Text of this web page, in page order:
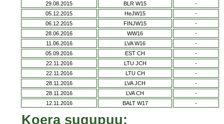
29.08.2015
BLR W15
-
05.12.2015
HeJW15
-
06.12.2015
FINJW15
-
28.06.2016
WW16
-
11.06.2016
LVA W16
-
05.09.2016
EST CH
-
22.11.2016
LTU JCH
-
22.11.2016
LTU CH
-
28.11.2016
LVA JCH
-
28.11.2016
LVA CH
-
12.11.2016
BALT W17 -
Koera sugupuu: